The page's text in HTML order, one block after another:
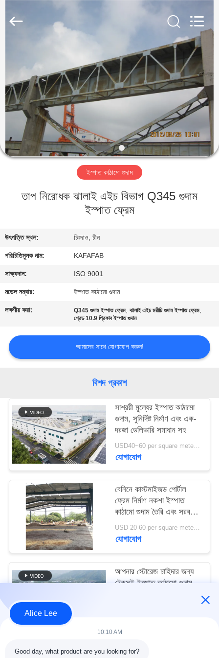
পণ্য
ভিডিও
ভিআর
শো
আমাদের
কারখানা
পরিদর্শন
গুণমান
নিয়ন্ত্রণ
আমাদের
সাথে
খবর
মামলা
সাইট
গোপনীয়তা
Qingdao
ইস্পাত কাঠামো গুদাম
তাপ নিরোধক ঝালাই এইচ বিভাগ Q345 গুদাম
ইস্পাত ফ্রেম
উৎপত্তি স্থল: চিংদাও, চীন
পরিচিতিমুলক নাম: KAFAFAB
সাক্ষ্যদান: ISO 9001
মডেল নম্বার: ইস্পাত কাঠামো গুদাম
লক্ষণীয় করা: Q345 গুদাম ইস্পাত ফ্রেম,ঝালাই এইচ মরীচি গুদাম ইস্পাত ফ্রেম,
গ্রেড 10.9 প্রিফাব ইস্পাত গুদাম
আমাদের সাথে যোগাযোগ করুন!
বিশদ প্রকাশ
সাশ্রয়ী মূল্যের ইস্পাত কাঠামো
গুদাম, সুনির্দিষ্ট নির্মাণ এবং এক-
দরজা ডেলিভারি সমাধান সহ
USD40~60 per square meter MOQ:1000 sqm
যোগাযোগ
বেনিনে কাস্টমাইজড পোর্টাল
ফ্রেম নির্মাণ নকশা ইস্পাত
কাঠামো গুদাম তৈরি এবং সরবরাহ
করুন
USD 20-60 per square meter MOQ:1000 বর্গ মিটার
যোগাযোগ
আপনার স্টোরেজ চাহিদার জন্য
টেকসই ইস্পাত কাঠামো গুদাম
Alice Lee
10:10 AM
Good day, what product are you looking for?